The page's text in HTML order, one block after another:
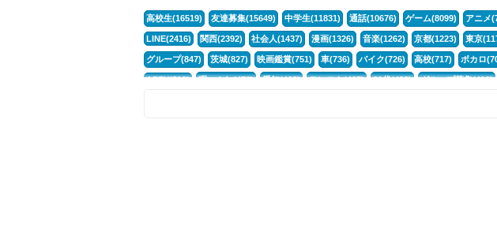
高校生(16519) 友達募集(15649) 中学生(11831) 通話(10676) ゲーム(8099) アニメ
LINE(2416) 関西(2392) 社会人(1437) 漫画(1326) 音楽(1262) 京都(1223) 東京
グループ(847) 茨城(827) 映画鑑賞(751) 車(736) バイク(726) 高校(717) ボカロ
APEX(519) 暇つぶし(476) 愛知(468) モンスト(465) 30代(433) グループ募集(412)